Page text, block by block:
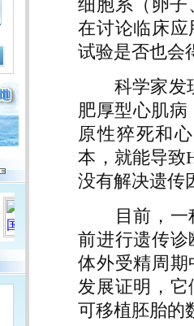
细胞系（卵
在讨论临床
试验是否也会
科学家发现
肥厚型心肌病
原性猝死和
本，就能导致
没有解决遗传
目前，一种
前进行遗传
体外受精周
发展证明，
可移植胚胎的